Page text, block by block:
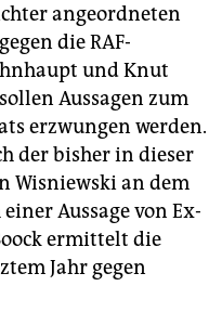
angeordneten
die RAF-
und Knut
Aussagen zum
erzwungen werden.
der bisher in dieser
Wisniewski an dem
Aussage von Ex-
ermittelt die
Jahr gegen